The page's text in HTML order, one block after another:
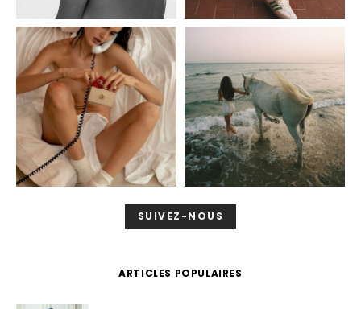
SUIVEZ-NOUS
ARTICLES POPULAIRES